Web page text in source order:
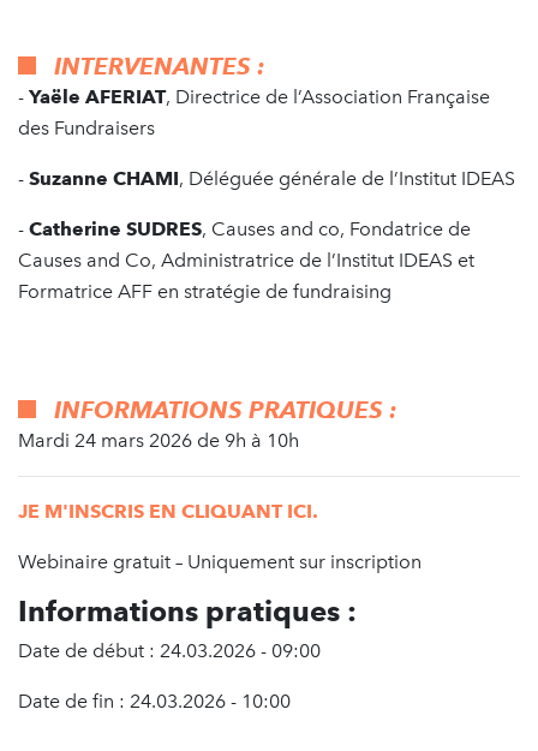
INTERVENANTES :
- Yaële AFERIAT, Directrice de l’Association Française
des Fundraisers
- Suzanne CHAMI, Déléguée générale de l’Institut IDEAS
- Catherine SUDRES, Causes and co, Fondatrice de
Causes and Co, Administratrice de l’Institut IDEAS et
Formatrice AFF en stratégie de fundraising
INFORMATIONS PRATIQUES :
Mardi 24 mars 2026 de 9h à 10h
JE M'INSCRIS EN CLIQUANT ICI.
Webinaire gratuit – Uniquement sur inscription
Informations pratiques :
Date de début : 24.03.2026 - 09:00
Date de fin : 24.03.2026 - 10:00